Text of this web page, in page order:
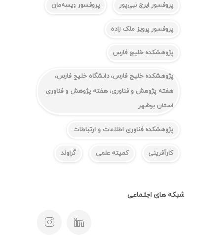
پروفسور ایرج نبی‌پور پروفسور ویسه‌مان
پروفسور پرویز ملک زاده
پژوهشکده خلیج فارس
پژوهشکده خلیج فارس، دانشگاه خلیج فارس،
هفته پژوهش و فناوری، هفته پژوهش و فناوری
استان بوشهر
پژوهشکده فناوری اطلاعات و ارتباطات
کارآفرینی کمیته علمی گراوند
شبکه های اجتماعی